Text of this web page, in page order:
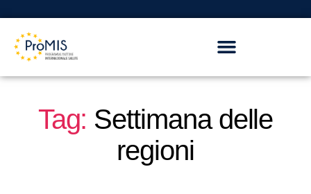
Tag: Settimana delle
regioni